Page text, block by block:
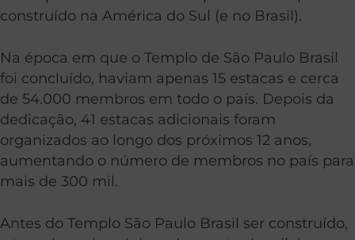
construído na América do Sul (e no Brasil).
Na época em que o Templo de São Paulo Brasil
foi concluído, haviam apenas 15 estacas e cerca
de 54.000 membros em todo o país. Depois da
dedicação, 41 estacas adicionais foram
organizados ao longo dos próximos 12 anos,
aumentando o número de membros no país para
mais de 300 mil.
Antes do Templo São Paulo Brasil ser construído,